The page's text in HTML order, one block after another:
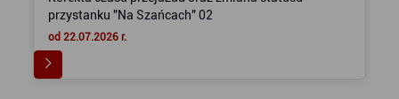
przystanku "Na Szańcach" 02
od 22.07.2026 r.